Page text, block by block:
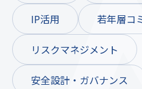
IP活用 若年層コ
リスクマネジメント
安全設計・ガバナンス